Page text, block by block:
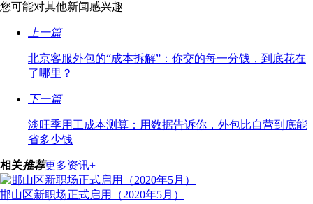
您可能对其他新闻感兴趣
上一篇
北京客服外包的“成本拆解”：你交的每一分钱，到底花在
了哪里？
下一篇
淡旺季用工成本测算：用数据告诉你，外包比自营到底能
省多少钱
相关推荐更多资讯+
邯山区新职场正式启用（2020年5月）